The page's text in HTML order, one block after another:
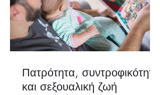
Πατρότητα, συντροφικότητα
και σεξουαλική ζωή